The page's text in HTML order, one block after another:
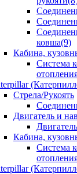
ковша(9)
Кабина,
Система
Стрела/Рукоять
Двигатель и
Кабина,
Система